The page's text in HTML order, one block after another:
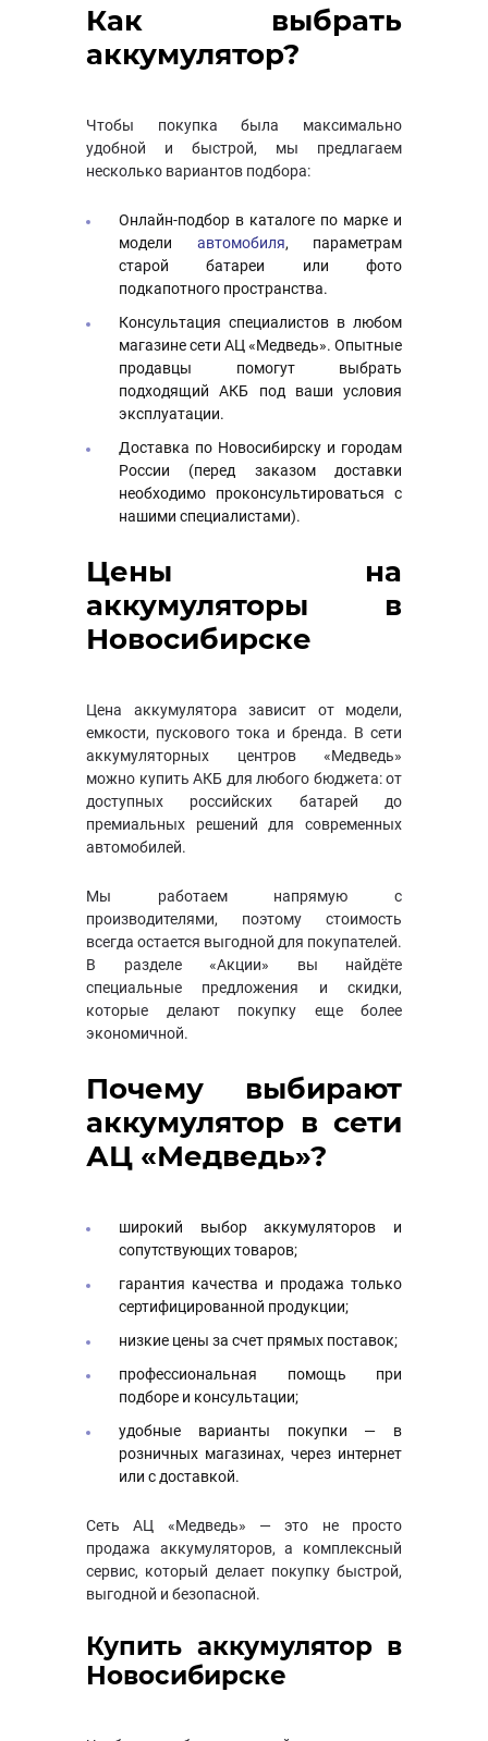
Как выбрать
аккумулятор?
Чтобы покупка была максимально
удобной и быстрой, мы предлагаем
несколько вариантов подбора:
Онлайн-подбор в каталоге по марке и
модели автомобиля, параметрам
старой батареи или фото
подкапотного пространства.
Консультация специалистов в любом
магазине сети АЦ «Медведь». Опытные
продавцы помогут выбрать
подходящий АКБ под ваши условия
эксплуатации.
Доставка по Новосибирску и городам
России (перед заказом доставки
необходимо проконсультироваться с
нашими специалистами).
Цены на
аккумуляторы в
Новосибирске
Цена аккумулятора зависит от модели,
емкости, пускового тока и бренда. В сети
аккумуляторных центров «Медведь»
можно купить АКБ для любого бюджета: от
доступных российских батарей до
премиальных решений для современных
автомобилей.
Мы работаем напрямую с
производителями, поэтому стоимость
всегда остается выгодной для покупателей.
В разделе «Акции» вы найдёте
специальные предложения и скидки,
которые делают покупку еще более
экономичной.
Почему выбирают
аккумулятор в сети
АЦ «Медведь»?
широкий выбор аккумуляторов и
сопутствующих товаров;
гарантия качества и продажа только
сертифицированной продукции;
низкие цены за счет прямых поставок;
профессиональная помощь при
подборе и консультации;
удобные варианты покупки — в
розничных магазинах, через интернет
или с доставкой.
Сеть АЦ «Медведь» — это не просто
продажа аккумуляторов, а комплексный
сервис, который делает покупку быстрой,
выгодной и безопасной.
Купить аккумулятор в
Новосибирске